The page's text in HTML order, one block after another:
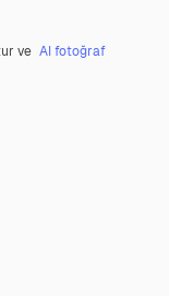
ve AI fotoğraf